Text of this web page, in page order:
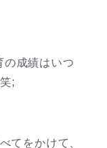
の成績はいつ
;
てをかけて、